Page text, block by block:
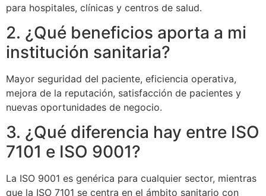
para hospitales, clínicas y centros de salud.
2. ¿Qué beneficios aporta a mi
institución sanitaria?
Mayor seguridad del paciente, eficiencia operativa,
mejora de la reputación, satisfacción de pacientes y
nuevas oportunidades de negocio.
3. ¿Qué diferencia hay entre ISO
7101 e ISO 9001?
La ISO 9001 es genérica para cualquier sector, mientras
que la ISO 7101 se centra en el ámbito sanitario con